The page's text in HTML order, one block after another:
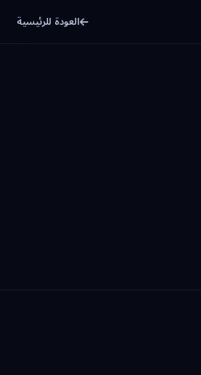
العودة للرئيسية